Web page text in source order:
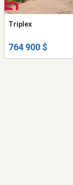
Triplex
764 900 $